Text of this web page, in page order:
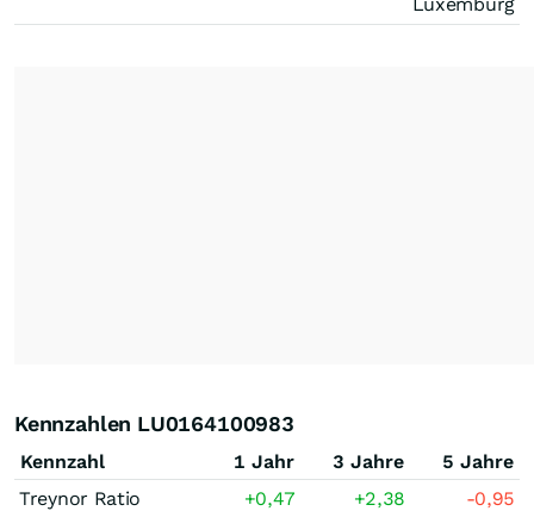
Kennzahlen LU0164100983
Kennzahl 1 Jahr 3 Jahre
5 Jahre
Treynor Ratio
+0,47 +2,38
-0,95